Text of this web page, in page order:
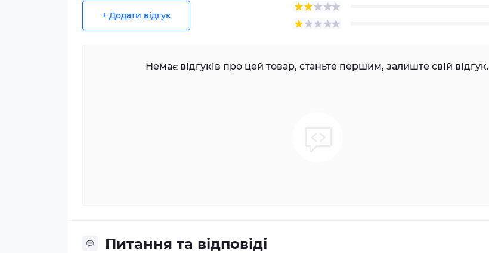
+ Додати відгук
Немає відгуків про цей товар, станьте першим, залиште свій відгук.
Питання та відповіді